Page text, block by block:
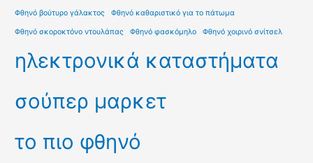
Φθηνό βούτυρο γάλακτος Φθηνό καθαριστικό για το πάτωμα
Φθηνό σκοροκτόνο ντουλάπας Φθηνό φασκόμηλο Φθηνό χοιρινό σνίτσελ
ηλεκτρονικά καταστήματα
σούπερ μαρκετ
το πιο φθηνό